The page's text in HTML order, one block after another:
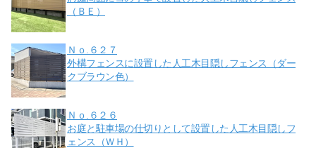
（ＢＥ）
Ｎｏ.６２７
外構フェンスに設置した人工木目隠しフェンス（ダー
クブラウン色）
Ｎｏ.６２６
お庭と駐車場の仕切りとして設置した人工木目隠しフ
ェンス（ＷＨ）